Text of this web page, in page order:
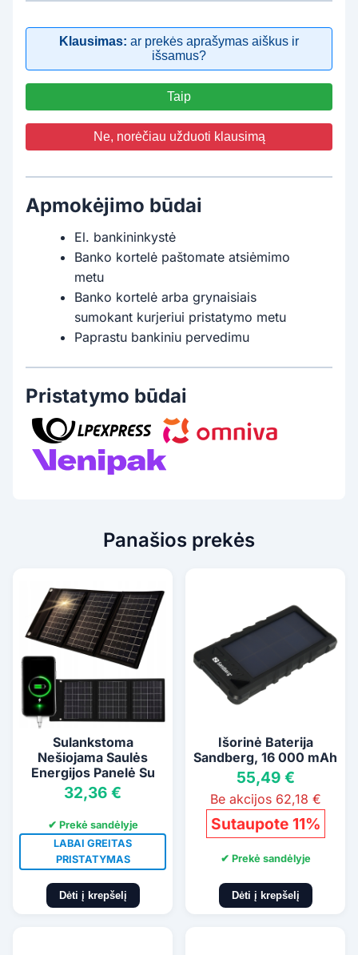
Klausimas: ar prekės aprašymas aiškus ir
išsamus?
Taip
Ne, norėčiau užduoti klausimą
Apmokėjimo būdai
El. bankininkystė
Banko kortelė paštomate atsiėmimo
metu
Banko kortelė arba grynaisiais
sumokant kurjeriui pristatymo metu
Paprastu bankiniu pervedimu
Pristatymo būdai
Panašios prekės
Sulankstoma
Nešiojama Saulės
Energijos Panelė Su
Usb, 20 W
32,36 €
✔ Prekė sandėlyje
LABAI GREITAS
PRISTATYMAS
Dėti į krepšelį
Išorinė Baterija
Sandberg, 16 000 mAh
55,49 €
Be akcijos 62,18 €
Sutaupote 11%
✔ Prekė sandėlyje
Dėti į krepšelį